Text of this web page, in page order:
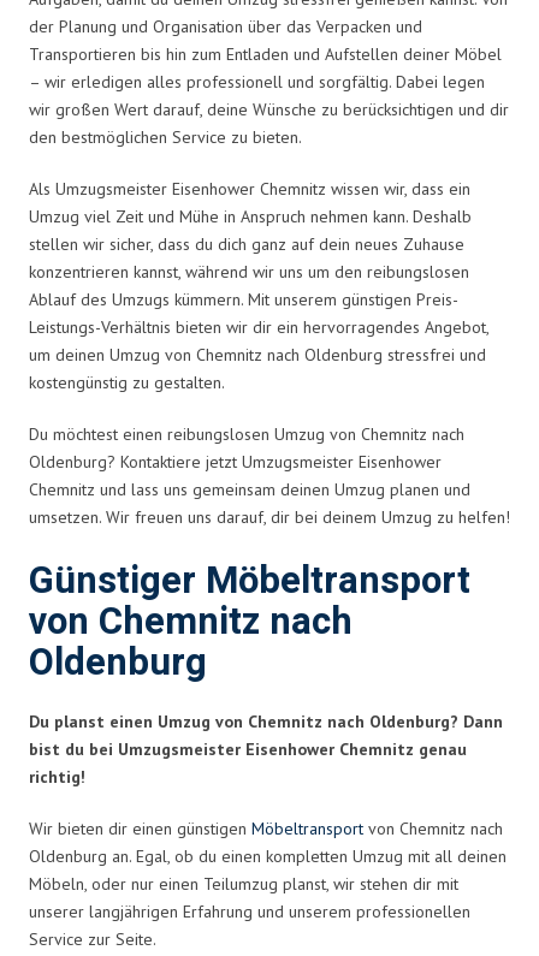
der Planung und Organisation über das Verpacken und
Transportieren bis hin zum Entladen und Aufstellen deiner Möbel
– wir erledigen alles professionell und sorgfältig. Dabei legen
wir großen Wert darauf, deine Wünsche zu berücksichtigen und dir
den bestmöglichen Service zu bieten.
Als Umzugsmeister Eisenhower Chemnitz wissen wir, dass ein
Umzug viel Zeit und Mühe in Anspruch nehmen kann. Deshalb
stellen wir sicher, dass du dich ganz auf dein neues Zuhause
konzentrieren kannst, während wir uns um den reibungslosen
Ablauf des Umzugs kümmern. Mit unserem günstigen Preis-
Leistungs-Verhältnis bieten wir dir ein hervorragendes Angebot,
um deinen Umzug von Chemnitz nach Oldenburg stressfrei und
kostengünstig zu gestalten.
Du möchtest einen reibungslosen Umzug von Chemnitz nach
Oldenburg? Kontaktiere jetzt Umzugsmeister Eisenhower
Chemnitz und lass uns gemeinsam deinen Umzug planen und
umsetzen. Wir freuen uns darauf, dir bei deinem Umzug zu helfen!
Günstiger Möbeltransport
von Chemnitz nach
Oldenburg
Du planst einen Umzug von Chemnitz nach Oldenburg? Dann
bist du bei Umzugsmeister Eisenhower Chemnitz genau
richtig!
Wir bieten dir einen günstigen Möbeltransport von Chemnitz nach
Oldenburg an. Egal, ob du einen kompletten Umzug mit all deinen
Möbeln, oder nur einen Teilumzug planst, wir stehen dir mit
unserer langjährigen Erfahrung und unserem professionellen
Service zur Seite.